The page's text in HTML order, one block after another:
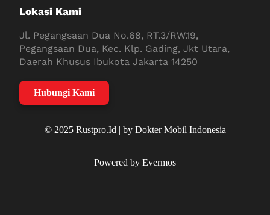
Lokasi Kami
Jl. Pegangsaan Dua No.68, RT.3/RW.19,
Pegangsaan Dua, Kec. Klp. Gading, Jkt Utara,
Daerah Khusus Ibukota Jakarta 14250
Hubungi Kami
© 2025 Rustpro.Id | by Dokter Mobil Indonesia
Powered by Evermos